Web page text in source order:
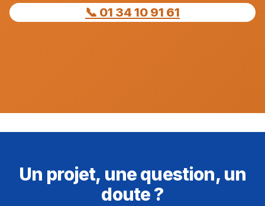
📞 01 34 10 91 61
Un projet, une question, un
doute ?